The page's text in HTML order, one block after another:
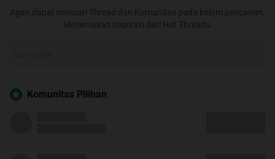
Agan dapat mencari Thread dan Komunitas pada kolom pencarian.
Menemukan inspirasi dari Hot Threads.
Komunitas Pilihan